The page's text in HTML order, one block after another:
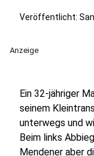
Veröffentlicht:
Anzeige
Ein 32-jähriger
seinem
unterwegs und
Beim links
Mendener aber